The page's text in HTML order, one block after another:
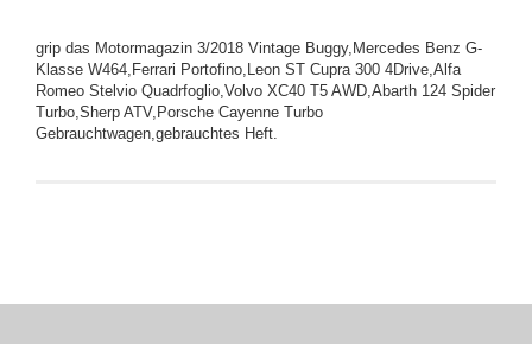
grip das Motormagazin 3/2018 Vintage Buggy,Mercedes Benz G-
Klasse W464,Ferrari Portofino,Leon ST Cupra 300 4Drive,Alfa
Romeo Stelvio Quadrfoglio,Volvo XC40 T5 AWD,Abarth 124 Spider
Turbo,Sherp ATV,Porsche Cayenne Turbo
Gebrauchtwagen,gebrauchtes Heft.